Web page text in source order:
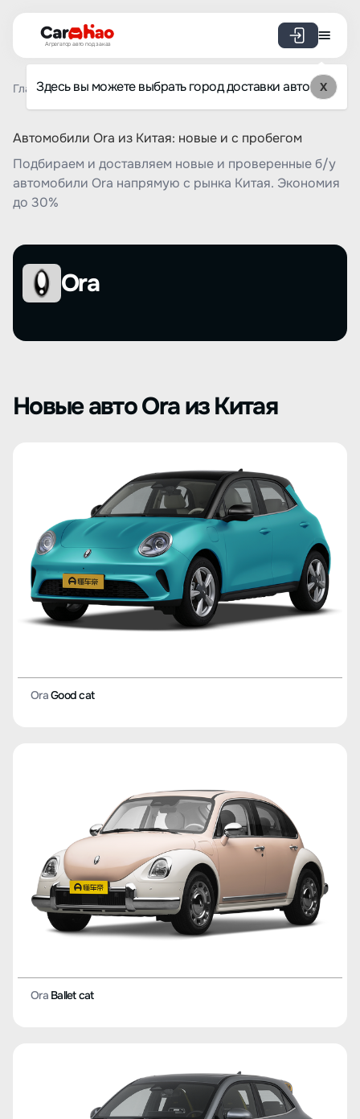
Агрегатор авто под заказ
Здесь вы можете выбрать город доставки авто X
Главная Список брендов Ora
Автомобили Ora из Китая: новые и с пробегом
Подбираем и доставляем новые и проверенные б/у
автомобили Ora напрямую с рынка Китая. Экономия
до 30%
Ora
Новые авто Ora из Китая
OraGood cat
OraBallet cat